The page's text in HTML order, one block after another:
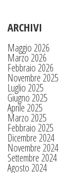
ARCHIVI
Maggio 2026
Marzo 2026
Febbraio 2026
Novembre 2025
Luglio 2025
Giugno 2025
Aprile 2025
Marzo 2025
Febbraio 2025
Dicembre 2024
Novembre 2024
Settembre 2024
Agosto 2024